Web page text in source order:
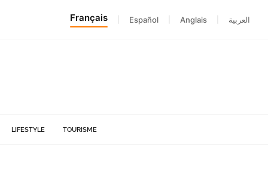
Français Español Anglais العربية
LIFESTYLE TOURISME